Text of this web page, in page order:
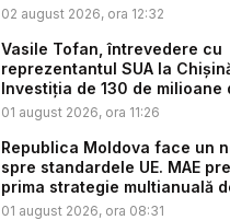
02 august 2026, ora 12:32
Vasile Tofan, întrevedere cu
reprezentantul SUA la
Investiția de 130 de milioane
p...
01 august 2026, ora 11:26
Republica Moldova face un
spre standardele UE. MAE
prima strategie multianuală
coopera...
01 august 2026, ora 08:31